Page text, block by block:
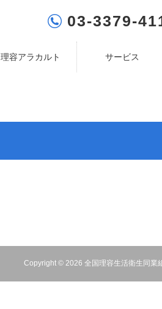
03-3379-
理容アラカルト サービス
Copyright © 2026 全国理容生活衛生同業